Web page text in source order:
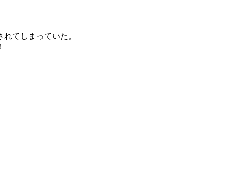
てしまっていた。